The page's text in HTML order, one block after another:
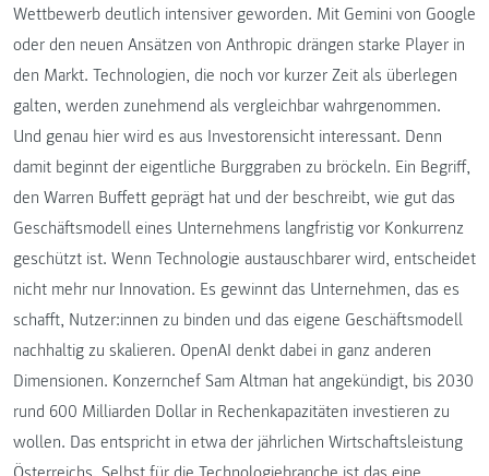
Wettbewerb deutlich intensiver geworden. Mit Gemini von Google
oder den neuen Ansätzen von Anthropic drängen starke Player in
den Markt. Technologien, die noch vor kurzer Zeit als überlegen
galten, werden zunehmend als vergleichbar wahrgenommen.
Und genau hier wird es aus Investorensicht interessant. Denn
damit beginnt der eigentliche Burggraben zu bröckeln. Ein Begriff,
den Warren Buffett geprägt hat und der beschreibt, wie gut das
Geschäftsmodell eines Unternehmens langfristig vor Konkurrenz
geschützt ist. Wenn Technologie austauschbarer wird, entscheidet
nicht mehr nur Innovation. Es gewinnt das Unternehmen, das es
schafft, Nutzer:innen zu binden und das eigene Geschäftsmodell
nachhaltig zu skalieren. OpenAI denkt dabei in ganz anderen
Dimensionen. Konzernchef Sam Altman hat angekündigt, bis 2030
rund 600 Milliarden Dollar in Rechenkapazitäten investieren zu
wollen. Das entspricht in etwa der jährlichen Wirtschaftsleistung